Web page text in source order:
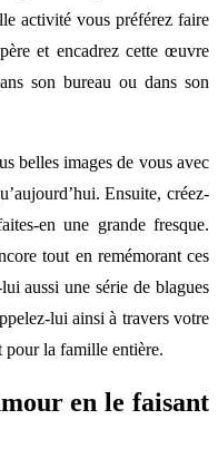
activité vous préférez faire
et encadrez cette œuvre
son bureau ou dans son
belles images de vous avec
Ensuite, créez-
en une grande fresque.
tout en remémorant ces
aussi une série de blagues
lui ainsi à travers votre
pour la famille entière.
en le faisant